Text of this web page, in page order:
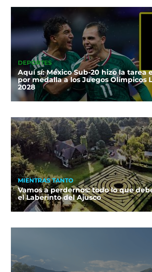
DEPORTES
Aquí sí: México Sub-20 hizo la tarea
por medalla a los Juegos Olímpicos
2028
MIENTRAS TANTO
Vamos a perdernos: todo lo que
el Laberinto del Ajusco